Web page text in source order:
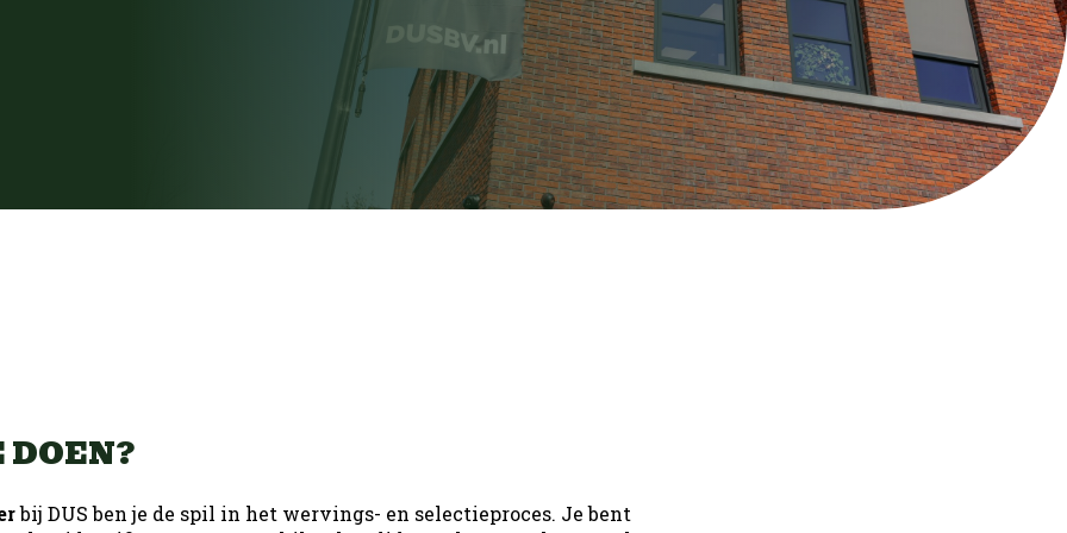
Infra
Open sollicitatie
DOEN?
bij DUS ben je de spil in het wervings- en selectieproces. Je bent